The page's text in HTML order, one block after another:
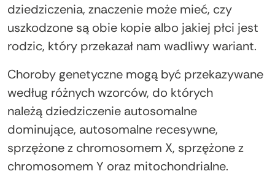
dziedziczenia, znaczenie może mieć, czy
uszkodzone są obie kopie albo jakiej płci jest
rodzic, który przekazał nam wadliwy wariant.
Choroby genetyczne mogą być przekazywane
według różnych wzorców, do których
należą dziedziczenie autosomalne
dominujące, autosomalne recesywne,
sprzężone z chromosomem X, sprzężone z
chromosomem Y oraz mitochondrialne.